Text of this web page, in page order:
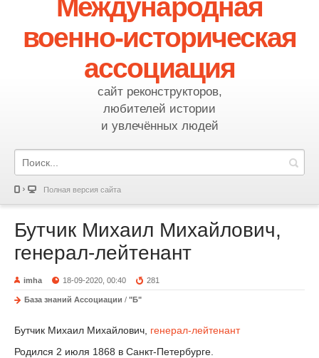
Международная
военно-историческая
ассоциация
сайт реконструкторов,
любителей истории
и увлечённых людей
Полная версия сайта
Бутчик Михаил Михайлович,
генерал-лейтенант
imha 18-09-2020, 00:40 281
База знаний Ассоциации / "Б"
Бутчик Михаил Михайлович, генерал-лейтенант
Родился 2 июля 1868 в Санкт-Петербурге.